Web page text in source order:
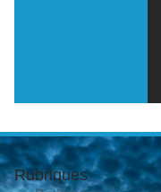
Rubriques